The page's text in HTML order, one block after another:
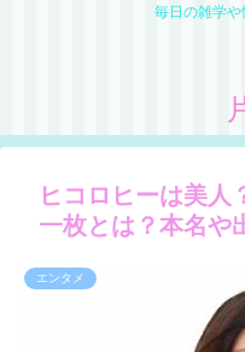
毎日の雑学
ヒコロヒーは美人
一枚とは？本名や
エンタメ